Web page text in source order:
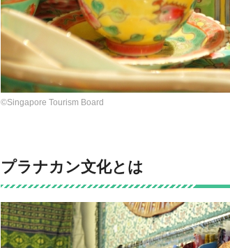
©Singapore Tourism Board
プラナカン文化とは